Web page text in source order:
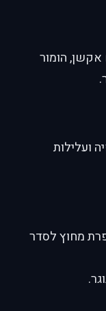
אקשן, הומור
ועלילות
מחוץ לסדר